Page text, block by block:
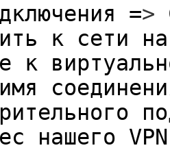
=>
к сети
к
нашего